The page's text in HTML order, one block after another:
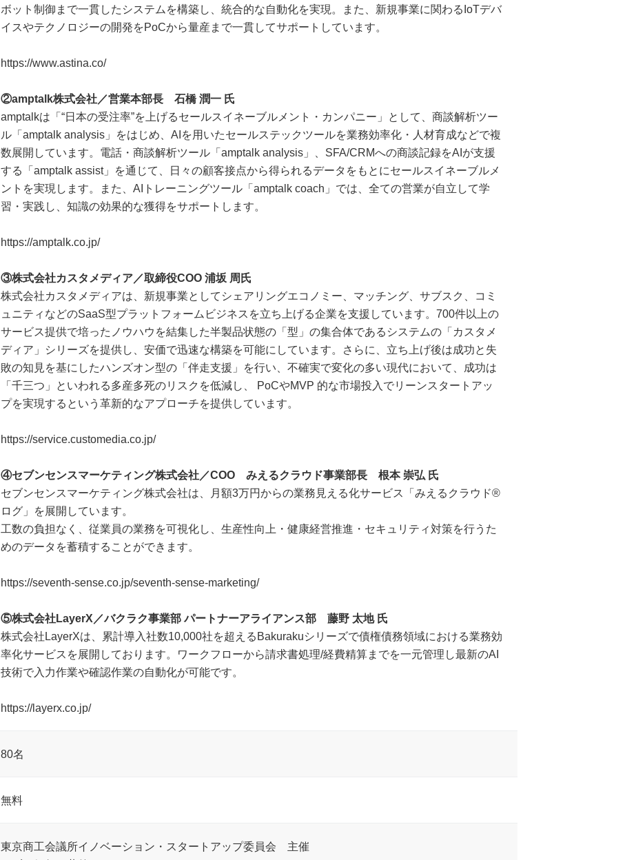
ボット制御まで一貫したシステムを構築し、統合的な自動化を実現。また、新規事業に関わるIoTデバ
イスやテクノロジーの開発をPoCから量産まで一貫してサポートしています。
https://www.astina.co/
②amptalk株式会社／営業本部長 石橋 潤一 氏
amptalkは「“日本の受注率”を上げるセールスイネーブルメント・カンパニー」として、商談解析ツー
ル「amptalk analysis」をはじめ、AIを用いたセールステックツールを業務効率化・人材育成などで複
数展開しています。電話・商談解析ツール「amptalk analysis」、SFA/CRMへの商談記録をAIが支援
する「amptalk assist」を通じて、日々の顧客接点から得られるデータをもとにセールスイネーブルメ
ントを実現します。また、AIトレーニングツール「amptalk coach」では、全ての営業が自立して学
習・実践し、知識の効果的な獲得をサポートします。
https://amptalk.co.jp/
③株式会社カスタメディア／取締役COO 浦坂 周氏
株式会社カスタメディアは、新規事業としてシェアリングエコノミー、マッチング、サブスク、コミ
ュニティなどのSaaS型プラットフォームビジネスを立ち上げる企業を支援しています。700件以上の
サービス提供で培ったノウハウを結集した半製品状態の「型」の集合体であるシステムの「カスタメ
ディア」シリーズを提供し、安価で迅速な構築を可能にしています。さらに、立ち上げ後は成功と失
敗の知見を基にしたハンズオン型の「伴走支援」を行い、不確実で変化の多い現代において、成功は
「千三つ」といわれる多産多死のリスクを低減し、 PoCやMVP 的な市場投入でリーンスタートアッ
プを実現するという革新的なアプローチを提供しています。
https://service.customedia.co.jp/
④セブンセンスマーケティング株式会社／COO みえるクラウド事業部長 根本 崇弘 氏
セブンセンスマーケティング株式会社は、月額3万円からの業務見える化サービス「みえるクラウド®
ログ」を展開しています。
工数の負担なく、従業員の業務を可視化し、生産性向上・健康経営推進・セキュリティ対策を行うた
めのデータを蓄積することができます。
https://seventh-sense.co.jp/seventh-sense-marketing/
⑤株式会社LayerX／バクラク事業部 パートナーアライアンス部 藤野 太地 氏
株式会社LayerXは、累計導入社数10,000社を超えるBakurakuシリーズで債権債務領域における業務効
率化サービスを展開しております。ワークフローから請求書処理/経費精算までを一元管理し最新のAI
技術で入力作業や確認作業の自動化が可能です。
https://layerx.co.jp/
80名
無料
東京商工会議所イノベーション・スタートアップ委員会 主催